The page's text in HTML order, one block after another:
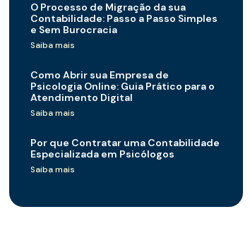
O Processo de Migração da sua
Contabilidade: Passo a Passo Simples
e Sem Burocracia
Saiba mais
Como Abrir sua Empresa de
Psicologia Online: Guia Prático para o
Atendimento Digital
Saiba mais
Por que Contratar uma Contabilidade
Especializada em Psicólogos
Saiba mais